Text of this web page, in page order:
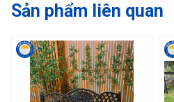
Sản phẩm liên quan